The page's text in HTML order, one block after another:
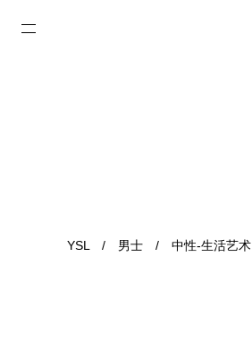
YSL / 男士 / 中性-生活艺术